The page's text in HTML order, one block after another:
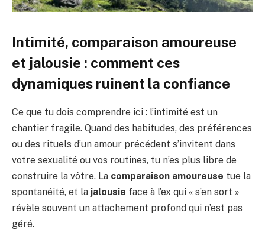
Intimité, comparaison amoureuse
et jalousie : comment ces
dynamiques ruinent la confiance
Ce que tu dois comprendre ici : l’intimité est un
chantier fragile. Quand des habitudes, des préférences
ou des rituels d’un amour précédent s’invitent dans
votre sexualité ou vos routines, tu n’es plus libre de
construire la vôtre. La comparaison amoureuse tue la
spontanéité, et la jalousie face à l’ex qui « s’en sort »
révèle souvent un attachement profond qui n’est pas
géré.